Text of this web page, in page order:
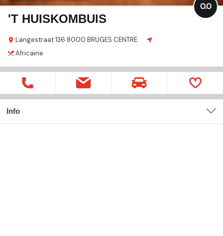
'T HUISKOMBUIS
Langestraat136 8000 BRUGES CENTRE
0.0
Africaine
Info